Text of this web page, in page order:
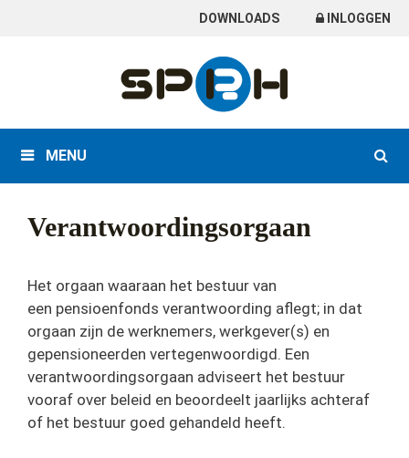
DOWNLOADS INLOGGEN
MENU
Verantwoordingsorgaan
Het orgaan waaraan het bestuur van
een pensioenfonds verantwoording aflegt; in dat
orgaan zijn de werknemers, werkgever(s) en
gepensioneerden vertegenwoordigd. Een
verantwoordingsorgaan adviseert het bestuur
vooraf over beleid en beoordeelt jaarlijks achteraf
of het bestuur goed gehandeld heeft.